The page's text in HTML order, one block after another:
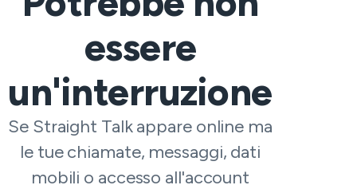
essere
un'interruzione
Se Straight Talk appare online ma
le tue chiamate, messaggi, dati
mobili o accesso all'account